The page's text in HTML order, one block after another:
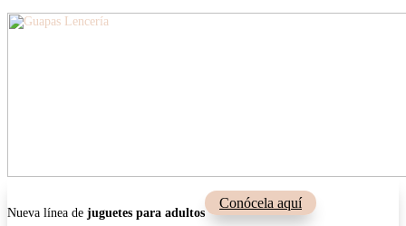
Nueva línea de juguetes para adultos
Conócela aquí